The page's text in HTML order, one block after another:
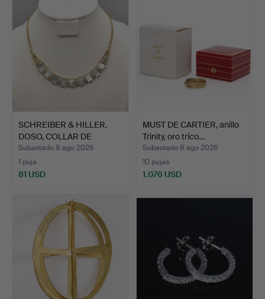
SCHREIBER & HILLER.
DOSO, COLLAR DE
DISEÑA…
Subastado 8 ago 2026
1 puja
81 USD
MUST DE CARTIER, anillo
Trinity, oro trico…
Subastado 8 ago 2026
10 pujas
1.076 USD